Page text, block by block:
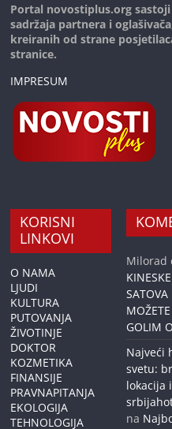
Portal novostiplus.org
sadržaja partnera i
kreiranih od strane
stranice.
IMPRESUM
KORISNI
LINKOVI
O NAMA
LJUDI
KULTURA
PUTOVANJA
ŽIVOTINJE
DOKTOR
KOZMETIKA
FINANSIJE
PRAVNAPITANJA
EKOLOGIJA
TEHNOLOGIJA
Milorad
SATOVA
GOLIM
Najveći
svetu:
lokacija
na